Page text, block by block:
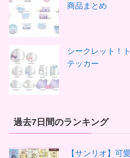
商品まとめ
シークレット！
テッカー
過去7日間のランキング
【サンリオ】可